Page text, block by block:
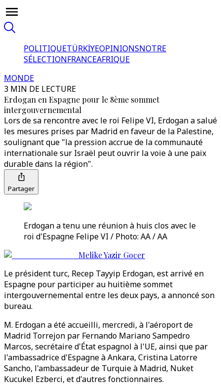
POLITIQUETÜRKİYEOPINIONSNOTRE
SÉLECTIONFRANCEAFRIQUE
MONDE
3 MIN DE LECTURE
Erdogan en Espagne pour le 8ème sommet
intergouvernemental
Lors de sa rencontre avec le roi Felipe VI, Erdogan a salué
les mesures prises par Madrid en faveur de la Palestine,
soulignant que "la pression accrue de la communauté
internationale sur Israël peut ouvrir la voie à une paix
durable dans la région".
Partager
Erdogan a tenu une réunion à huis clos avec le
roi d'Espagne Felipe VI / Photo: AA / AA
Melike Yazir Gocer
Le président turc, Recep Tayyip Erdogan, est arrivé en
Espagne pour participer au huitième sommet
intergouvernemental entre les deux pays, a annoncé son
bureau.
M. Erdogan a été accueilli, mercredi, à l'aéroport de
Madrid Torrejon par Fernando Mariano Sampedro
Marcos, secrétaire d'État espagnol à l'UE, ainsi que par
l'ambassadrice d'Espagne à Ankara, Cristina Latorre
Sancho, l'ambassadeur de Turquie à Madrid, Nuket
Kucukel Ezberci, et d'autres fonctionnaires.